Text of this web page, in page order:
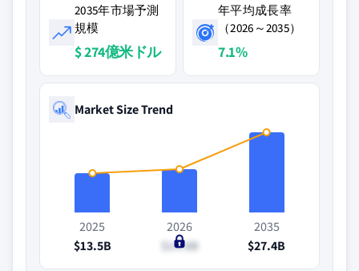
2035年市場予測
規模
$ 274億米ドル
年平均成長率
（2026～2035）
7.1%
Market Size Trend
2025
$13.5B
2026
$14.8B
2035
$27.4B